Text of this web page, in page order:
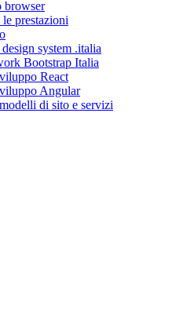
browser
prestazioni
system .italia
Bootstrap Italia
React
Angular
di sito e servizi